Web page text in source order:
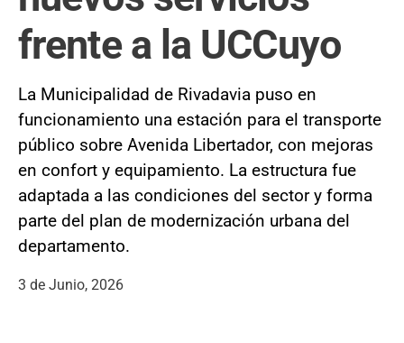
frente a la UCCuyo
La Municipalidad de Rivadavia puso en
funcionamiento una estación para el transporte
público sobre Avenida Libertador, con mejoras
en confort y equipamiento. La estructura fue
adaptada a las condiciones del sector y forma
parte del plan de modernización urbana del
departamento.
3 de Junio, 2026